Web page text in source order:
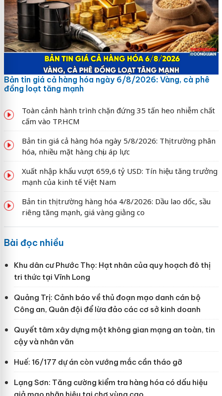
Bản tin giá cả hàng hóa ngày 6/8/2026: Vàng, cà phê
đồng loạt tăng mạnh
Toàn cảnh hành trình chặn đứng 35 tấn heo nhiễm chất
cấm vào TP.HCM
Bản tin giá cả hàng hóa ngày 5/8/2026: Thị trường phân
hóa, nhiều mặt hàng chịu áp lực
Xuất nhập khẩu vượt 659,6 tỷ USD: Tín hiệu tăng trưởng
mạnh của kinh tế Việt Nam
Bản tin thị trường hàng hóa 4/8/2026: Dầu lao dốc, sầu
riêng tăng mạnh, giá vàng giằng co
Bài đọc nhiều
Khu dân cư Phước Thọ: Hạt nhân của quy hoạch đô thị
tri thức tại Vĩnh Long
Quảng Trị: Cảnh báo về thủ đoạn mạo danh cán bộ
Công an, Quân đội để lừa đảo các cơ sở kinh doanh
Quyết tâm xây dựng một không gian mạng an toàn, tin
cậy và nhân văn
Huế: 16/177 dự án còn vướng mắc cần tháo gỡ
Lạng Sơn: Tăng cường kiểm tra hàng hóa có dấu hiệu